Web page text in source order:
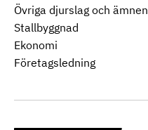
Övriga djurslag och ämnen
Stallbyggnad
Ekonomi
Företagsledning